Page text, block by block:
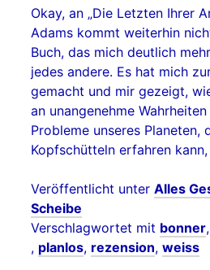
Okay, an „Die Letzten Ihrer
Adams kommt weiterhin
Buch, das mich deutlich
jedes andere. Es hat mich
gemacht und mir gezeigt,
an unangenehme
Probleme unseres Planeten,
Kopfschütteln erfahren
Veröffentlicht unter Alles
Scheibe
Verschlagwortet mit bonner,
, planlos, rezension, weiss